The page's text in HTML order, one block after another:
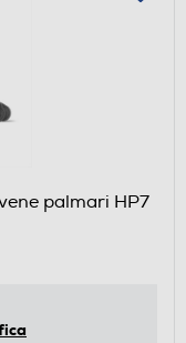
palmari HP7